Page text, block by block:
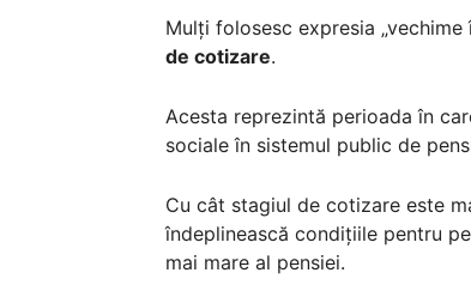
Mulți folosesc expresia
de cotizare.
Acesta reprezintă perioada în
sociale în sistemul public de
Cu cât stagiul de cotizare este
îndeplinească condițiile pentru
mai mare al pensiei.